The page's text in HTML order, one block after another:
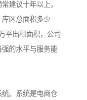
建议十年以上，
区总面积多少
平出租面积，公司
强的水平与服务能
。系统是电商仓